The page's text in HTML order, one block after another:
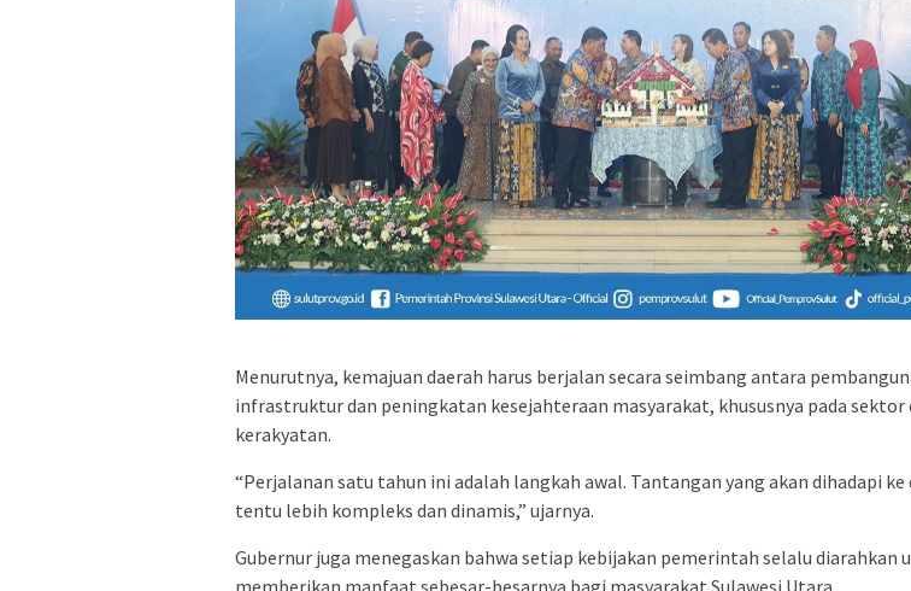
Menurutnya, kemajuan daerah harus berjalan secara seimbang antara
infrastruktur dan peningkatan kesejahteraan masyarakat, khususnya pada sektor
kerakyatan.
“Perjalanan satu tahun ini adalah langkah awal. Tantangan yang akan dihadapi ke
tentu lebih kompleks dan dinamis,” ujarnya.
Gubernur juga menegaskan bahwa setiap kebijakan pemerintah selalu diarahkan
memberikan manfaat sebesar-besarnya bagi masyarakat Sulawesi Utara.